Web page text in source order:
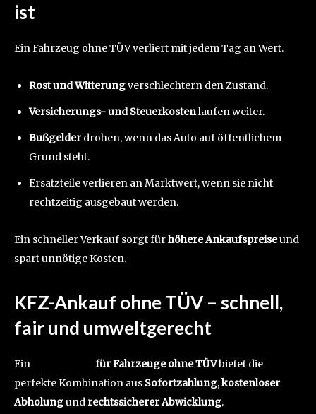
ist
Ein Fahrzeug ohne TÜV verliert mit jedem Tag an Wert.
Rost und Witterungverschlechtern den Zustand.
Versicherungs- und Steuerkostenlaufen weiter.
Bußgelder drohen, wenn das Auto auf öffentlichem
Grund steht.
Ersatzteile verlieren an Marktwert, wenn sie nicht
rechtzeitig ausgebaut werden.
Ein schneller Verkauf sorgt fürhöhere Ankaufspreiseund
spart unnötige Kosten.
KFZ-Ankauf ohne TÜV – schnell,
fair und umweltgerecht
Ein für Fahrzeuge ohne TÜVbietet die
perfekte Kombination aus Sofortzahlung,kostenloser
Abholungund rechtssicherer Abwicklung.